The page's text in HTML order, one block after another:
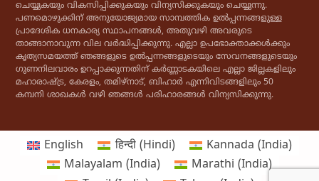
ചെയ്യുകയും വികസിപ്പിക്കുകയും വിന്യസിക്കുകയും ചെയ്യുന്നു.
പണമൊഴുക്കിന് അനുയോജ്യമായ സാമ്പത്തിക ഉൽപ്പന്നങ്ങളുള്ള
പ്രാദേശിക ധനകാര്യ സ്ഥാപനങ്ങൾ, അതുവഴി അവരുടെ
താങ്ങാനാവുന്ന വില വർദ്ധിപ്പിക്കുന്നു. എല്ലാ ഉപഭോക്താക്കൾക്കും
കൃത്യസമയത്ത് ഞങ്ങളുടെ ഉൽപ്പന്നങ്ങളുടെയും സേവനങ്ങളുടെയും
ഗുണനിലവാരം ഉറപ്പാക്കുന്നതിന് കർണ്ണാടകയിലെ എല്ലാ ജില്ലകളിലും
മഹാരാഷ്ട്ര, കേരളം, തമിഴ്‌നാട്, ബിഹാർ എന്നിവിടങ്ങളിലും 50
കമ്പനി ശാഖകൾ വഴി ഞങ്ങൾ പരിഹാരങ്ങൾ വിന്യസിക്കുന്നു.
English हिन्दी(Hindi)
Kannada (India)
Malayalam (India)
Marathi (India)